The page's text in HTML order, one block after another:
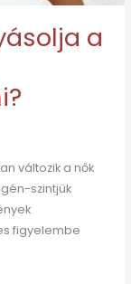
a
változik a nők
szintjük
figyelembe